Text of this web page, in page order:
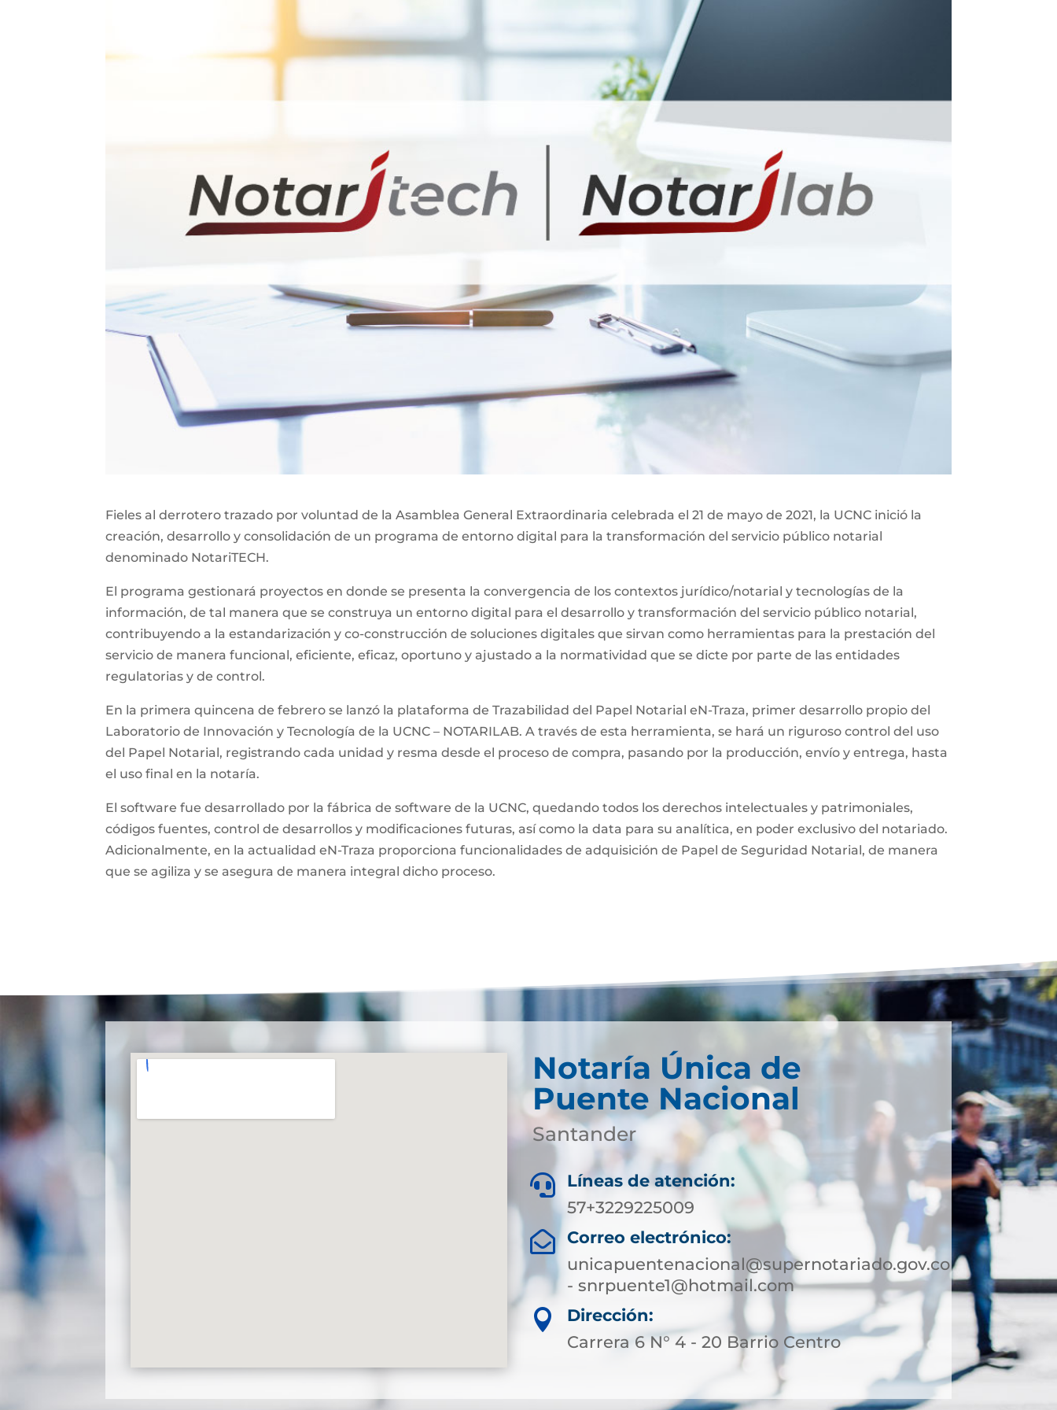
Fieles al derrotero trazado por voluntad de la Asamblea General Extraordinaria celebrada el 21 de mayo de 2021, la UCNC inició la
creación, desarrollo y consolidación de un programa de entorno digital para la transformación del servicio público notarial
denominado NotariTECH.
El programa gestionará proyectos en donde se presenta la convergencia de los contextos jurídico/notarial y tecnologías de la
información, de tal manera que se construya un entorno digital para el desarrollo y transformación del servicio público notarial,
contribuyendo a la estandarización y co-construcción de soluciones digitales que sirvan como herramientas para la prestación del
servicio de manera funcional, eficiente, eficaz, oportuno y ajustado a la normatividad que se dicte por parte de las entidades
regulatorias y de control.
En la primera quincena de febrero se lanzó la plataforma de Trazabilidad del Papel Notarial eN-Traza, primer desarrollo propio del
Laboratorio de Innovación y Tecnología de la UCNC – NOTARILAB. A través de esta herramienta, se hará un riguroso control del uso
del Papel Notarial, registrando cada unidad y resma desde el proceso de compra, pasando por la producción, envío y entrega, hasta
el uso final en la notaría.
El software fue desarrollado por la fábrica de software de la UCNC, quedando todos los derechos intelectuales y patrimoniales,
códigos fuentes, control de desarrollos y modificaciones futuras, así como la data para su analítica, en poder exclusivo del notariado.
Adicionalmente, en la actualidad eN-Traza proporciona funcionalidades de adquisición de Papel de Seguridad Notarial, de manera
que se agiliza y se asegura de manera integral dicho proceso.
Notaría Única de
Puente Nacional
Santander

Líneas de atención:
57+3229225009

Correo electrónico:
unicapuentenacional@supernotariado.gov.co
- snrpuente1@hotmail.com

Dirección:
Carrera 6 N° 4 - 20 Barrio Centro